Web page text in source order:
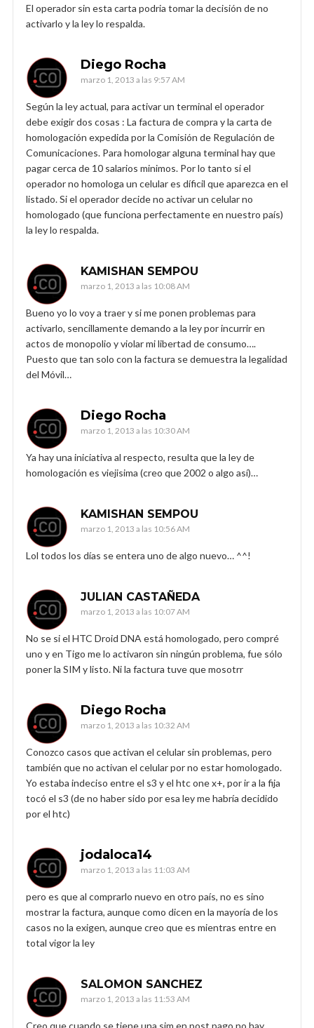
El operador sin esta carta podria tomar la decisión de no
activarlo y la ley lo respalda.
Diego Rocha
marzo 1, 2013 a las 9:57 AM
Según la ley actual, para activar un terminal el operador
debe exigir dos cosas : La factura de compra y la carta de
homologación expedida por la Comisión de Regulación de
Comunicaciones. Para homologar alguna terminal hay que
pagar cerca de 10 salarios minimos. Por lo tanto si el
operador no homologa un celular es díficil que aparezca en el
listado. Si el operador decide no activar un celular no
homologado (que funciona perfectamente en nuestro país)
la ley lo respalda.
KAMISHAN SEMPOU
marzo 1, 2013 a las 10:08 AM
Bueno yo lo voy a traer y si me ponen problemas para
activarlo, sencillamente demando a la ley por incurrir en
actos de monopolio y violar mi libertad de consumo….
Puesto que tan solo con la factura se demuestra la legalidad
del Móvil…
Diego Rocha
marzo 1, 2013 a las 10:30 AM
Ya hay una iniciativa al respecto, resulta que la ley de
homologación es viejisima (creo que 2002 o algo así)…
KAMISHAN SEMPOU
marzo 1, 2013 a las 10:56 AM
Lol todos los días se entera uno de algo nuevo… ^^!
JULIAN CASTAÑEDA
marzo 1, 2013 a las 10:07 AM
No se si el HTC Droid DNA está homologado, pero compré
uno y en Tigo me lo activaron sin ningún problema, fue sólo
poner la SIM y listo. Ni la factura tuve que mosotrr
Diego Rocha
marzo 1, 2013 a las 10:32 AM
Conozco casos que activan el celular sin problemas, pero
también que no activan el celular por no estar homologado.
Yo estaba indeciso entre el s3 y el htc one x+, por ir a la fija
tocó el s3 (de no haber sido por esa ley me habría decidido
por el htc)
jodaloca14
marzo 1, 2013 a las 11:03 AM
pero es que al comprarlo nuevo en otro país, no es sino
mostrar la factura, aunque como dicen en la mayoría de los
casos no la exigen, aunque creo que es mientras entre en
total vigor la ley
SALOMON SANCHEZ
marzo 1, 2013 a las 11:53 AM